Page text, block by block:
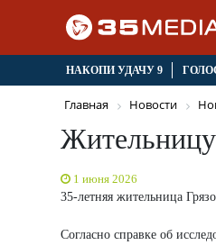
НАКОПИ УДАЧУ 9
Главная Новости
Жительницу
1 июня 2026
35-летняя жительница
Согласно справке об